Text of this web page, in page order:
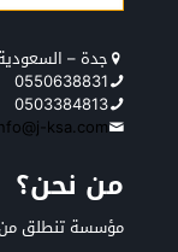
جدة –
0550638831
0503384813
ksa.com
من نحن؟
مؤسسة تنطلق من